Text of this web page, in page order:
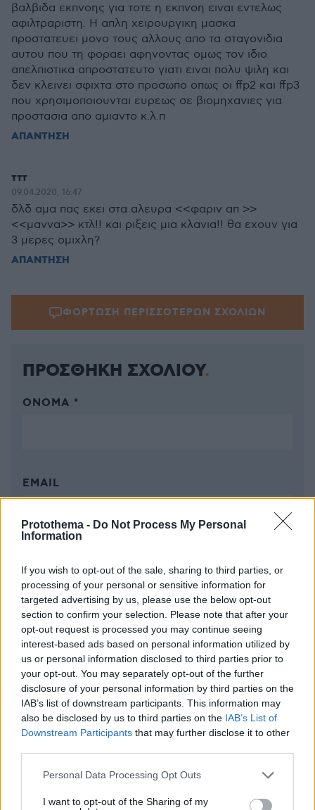
Protothema - Do Not Process My Personal
Information
If you wish to opt-out of the sale, sharing to third parties, or
processing of your personal or sensitive information for
targeted advertising by us, please use the below opt-out
section to confirm your selection. Please note that after your
opt-out request is processed you may continue seeing
interest-based ads based on personal information utilized by
us or personal information disclosed to third parties prior to
your opt-out. You may separately opt-out of the further
disclosure of your personal information by third parties on the
IAB’s list of downstream participants. This information may
also be disclosed by us to third parties on the IAB’s List of
Downstream Participants that may further disclose it to other
Please note that this website/app uses one or more Google
not limited to your visit or usage behaviour. You may click to
Personal Data Processing Opt Outs
I want to opt-out of the Sharing of my
βαλβιδα εκπνοης για τοτε η εκπνοη ειναι εντελως
αφιλτραριστη. Η απλη χειρουργικη μασκα
προστατευει μονο τους αλλους απο τα σταγονιδια
αυτου που τη φοραει αφηνοντας ομως τον ιδιο
απελπιστικα απροστατευτο γιατι ειναι πολυ ψιλη και
δεν κλεινει σφιχτα στο προσωπο οπως οι ffp2 και ffp3
που χρησιμοποιουνται ευρεως σε βιομηχανιες για
προστασια απο αμιαντο κ.λ.π
ΑΠΑΝΤΗΣΗ
τττ
09.04.2020, 16:47
δλδ αμα πας εκει στα αλευρα <<φαριν απ >>
<<μαννα>> κτλ!! και ριξεις μια κλανια!! θα εχουν για
3 μερες ομιχλη?
ΑΠΑΝΤΗΣΗ
ΦΟΡΤΩΣΗ ΠΕΡΙΣΣΟΤΕΡΩΝ ΣΧΟΛΙΩΝ
ΠΡΟΣΘΗΚΗ ΣΧΟΛΙΟΥ
ΌΝΟΜΑ *
EMAIL
ΣΧΌΛΙΟ *
Απομένουν 2500 χαρακτήρες